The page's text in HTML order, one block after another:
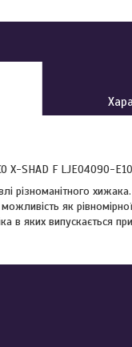
X-SHAD F LJE04090-
хижака.
як
в яких